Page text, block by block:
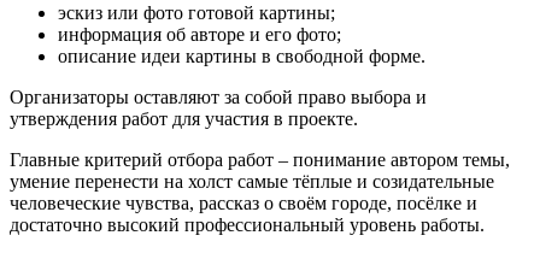
эскиз или фото готовой картины;
информация об авторе и его фото;
описание идеи картины в свободной форме.
Организаторы оставляют за собой право выбора и
утверждения работ для участия в проекте.
Главные критерий отбора работ – понимание автором темы,
умение перенести на холст самые тёплые и созидательные
человеческие чувства, рассказ о своём городе, посёлке и
достаточно высокий профессиональный уровень работы.